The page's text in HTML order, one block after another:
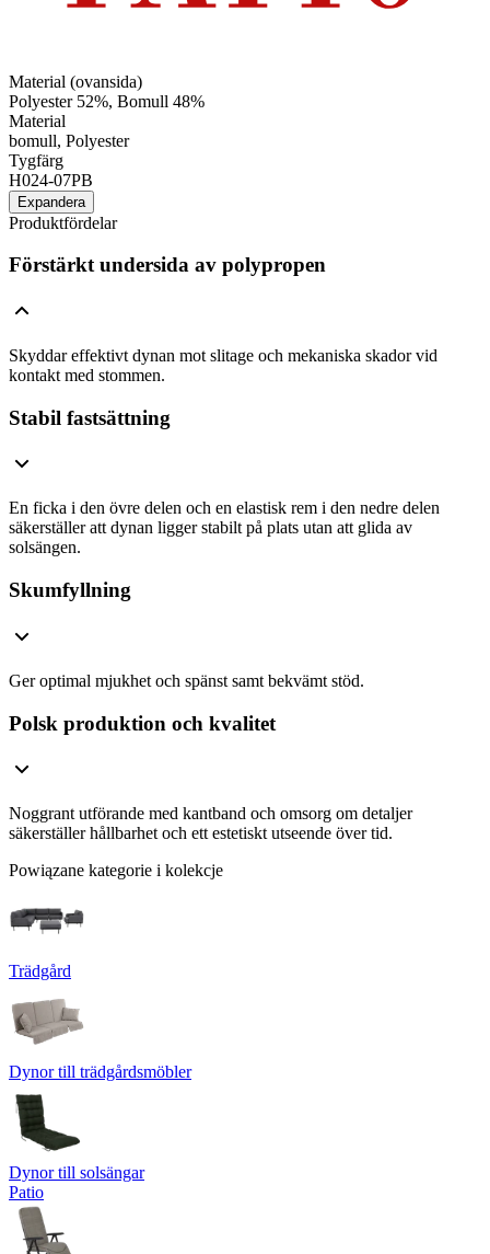
Material (ovansida)
Polyester 52%, Bomull 48%
Material
bomull, Polyester
Tygfärg
H024-07PB
Expandera
Produktfördelar
Förstärkt undersida av polypropen
Skyddar effektivt dynan mot slitage och mekaniska skador vid
kontakt med stommen.
Stabil fastsättning
En ficka i den övre delen och en elastisk rem i den nedre delen
säkerställer att dynan ligger stabilt på plats utan att glida av
solsängen.
Skumfyllning
Ger optimal mjukhet och spänst samt bekvämt stöd.
Polsk produktion och kvalitet
Noggrant utförande med kantband och omsorg om detaljer
säkerställer hållbarhet och ett estetiskt utseende över tid.
Powiązane kategorie i kolekcje
Trädgård
Dynor till trädgårdsmöbler
Dynor till solsängar
Patio